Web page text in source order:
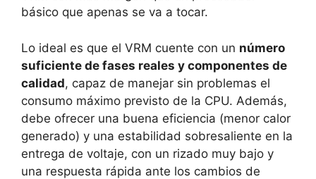
básico que apenas se va a tocar.
Lo ideal es que el VRM cuente con un número
suficiente de fases reales y componentes de
calidad, capaz de manejar sin problemas el
consumo máximo previsto de la CPU. Además,
debe ofrecer una buena eficiencia (menor calor
generado) y una estabilidad sobresaliente en la
entrega de voltaje, con un rizado muy bajo y
una respuesta rápida ante los cambios de